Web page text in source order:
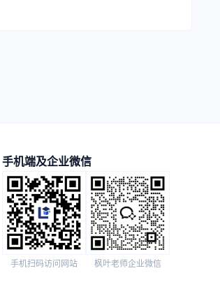
手机端及企业微信
手机扫码访问网站 枫叶老师企业微信